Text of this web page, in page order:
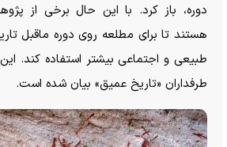
دوره، باز کرد. با این حال برخی از
هستند تا برای مطلعه روی دوره ماقبل
طبیعی و اجتماعی بیشتر استفاده کند.
طرفداران «تاریخ عمیق» بیان شده است.